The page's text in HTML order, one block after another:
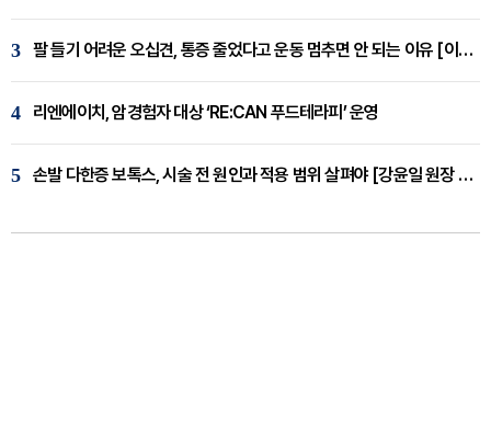
3 팔 들기 어려운 오십견, 통증 줄었다고 운동 멈추면 안 되는 이유 [이병욱 원장 칼럼]
4 리엔에이치, 암경험자 대상 ‘RE:CAN 푸드테라피’ 운영
5 손발 다한증 보톡스, 시술 전 원인과 적용 범위 살펴야 [강윤일 원장 칼럼]